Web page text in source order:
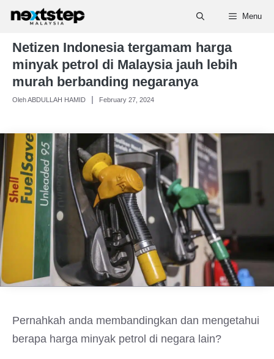
Skip
content
Menu
Netizen Indonesia tergamam harga
minyak petrol di Malaysia jauh lebih
murah berbanding negaranya
Oleh ABDULLAH HAMID February 27, 2024
Pernahkah anda membandingkan dan mengetahui
berapa harga minyak petrol di negara lain?